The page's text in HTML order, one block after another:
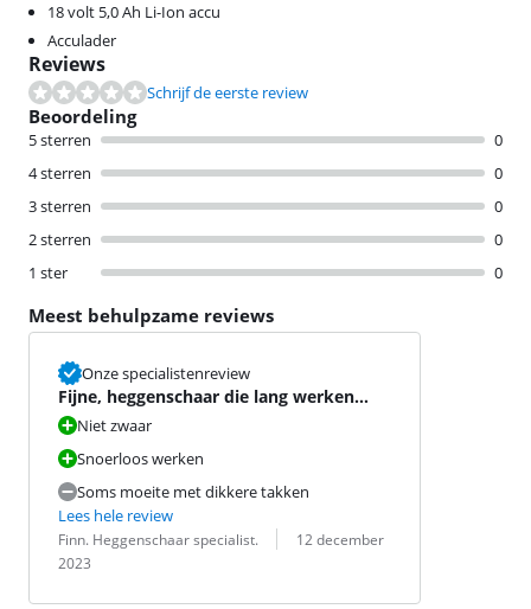
18 volt 5,0 Ah Li-Ion accu
Acculader
Reviews
Schrijf de eerste review
Beoordeling
5 sterren
0
4 sterren
0
3 sterren
0
2 sterren
0
1 ster
0
Meest behulpzame reviews
Onze specialistenreview
Fijne, heggenschaar die lang werken
gemakkelijker maakt
Niet zwaar
Snoerloos werken
Soms moeite met dikkere takken
Lees hele review
Beoordeling door:
Finn. Heggenschaar specialist.
Datum:
12 december
2023